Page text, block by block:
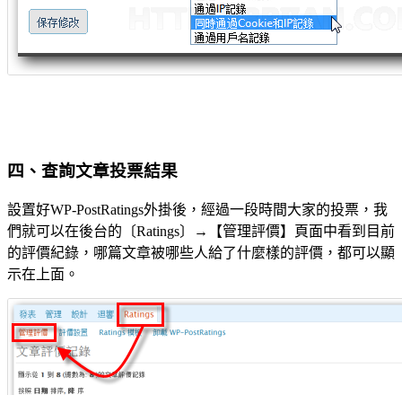
四、查詢文章投票結果
設置好WP-PostRatings外掛後，經過一段時間大家的投票，我
們就可以在後台的〔Ratings〕→【管理評價】頁面中看到目前
的評價紀錄，哪篇文章被哪些人給了什麼樣的評價，都可以顯
示在上面。